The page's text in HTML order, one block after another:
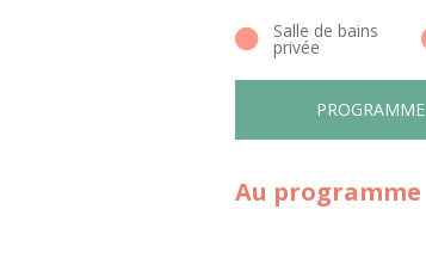
Salle de bains
privée
PROGRAMME
Au programme